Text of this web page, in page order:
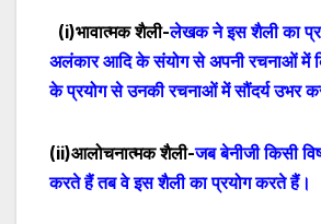
(i)भावात्मक शैली-लेखक ने इस शैली का
अलंकार आदि के संयोग से अपनी रचनाओं में
के प्रयोग से उनकी रचनाओं में सौंदर्य उभर
(ii)आलोचनात्मक शैली-जब बेनीजी किसी
करते हैं तब वे इस शैली का प्रयोग करते हैं।